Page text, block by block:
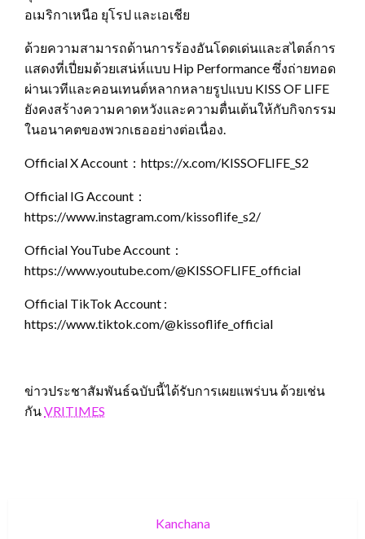
อเมริกาเหนือ ยุโรป และเอเชีย
ด้วยความสามารถด้านการร้องอันโดดเด่นและสไตล์การ
แสดงที่เปี่ยมด้วยเสน่ห์แบบ Hip Performance ซึ่งถ่ายทอด
ผ่านเวทีและคอนเทนต์หลากหลายรูปแบบ KISS OF LIFE
ยังคงสร้างความคาดหวังและความตื่นเต้นให้กับกิจกรรม
ในอนาคตของพวกเธออย่างต่อเนื่อง.
Official X Account：https://x.com/KISSOFLIFE_S2
Official IG Account：
https://www.instagram.com/kissoflife_s2/
Official YouTube Account：
https://www.youtube.com/@KISSOFLIFE_official
Official TikTok Account :
https://www.tiktok.com/@kissoflife_official
ข่าวประชาสัมพันธ์ฉบับนี้ได้รับการเผยแพร่บน ด้วยเช่น
กันVRITIMES
Kanchana